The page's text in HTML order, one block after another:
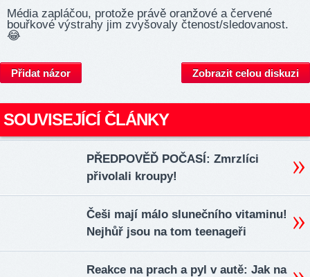
Média zapláčou, protože právě oranžové a červené
bouřkové výstrahy jim zvyšovaly čtenos­t/sle­dova­nost.
😂
Přidat názor Zobrazit celou diskuzi
SOUVISEJÍCÍ ČLÁNKY
PŘEDPOVĚĎ POČASÍ: Zmrzlíci
přivolali kroupy!
Češi mají málo slunečního vitaminu!
Nejhůř jsou na tom teenageři
Reakce na prach a pyl v autě: Jak na